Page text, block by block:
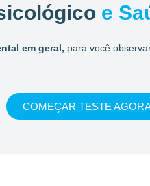
e
em geral, para você
COMEÇAR TESTE